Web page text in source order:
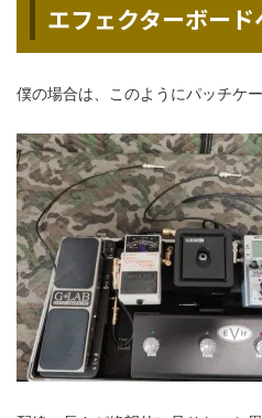
エフェクターボー
僕の場合は、このようにパッチケ